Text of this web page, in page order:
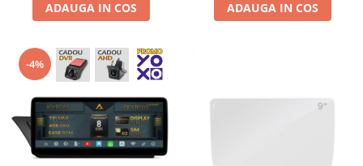
ADAUGA IN COS ADAUGA IN COS
-4%